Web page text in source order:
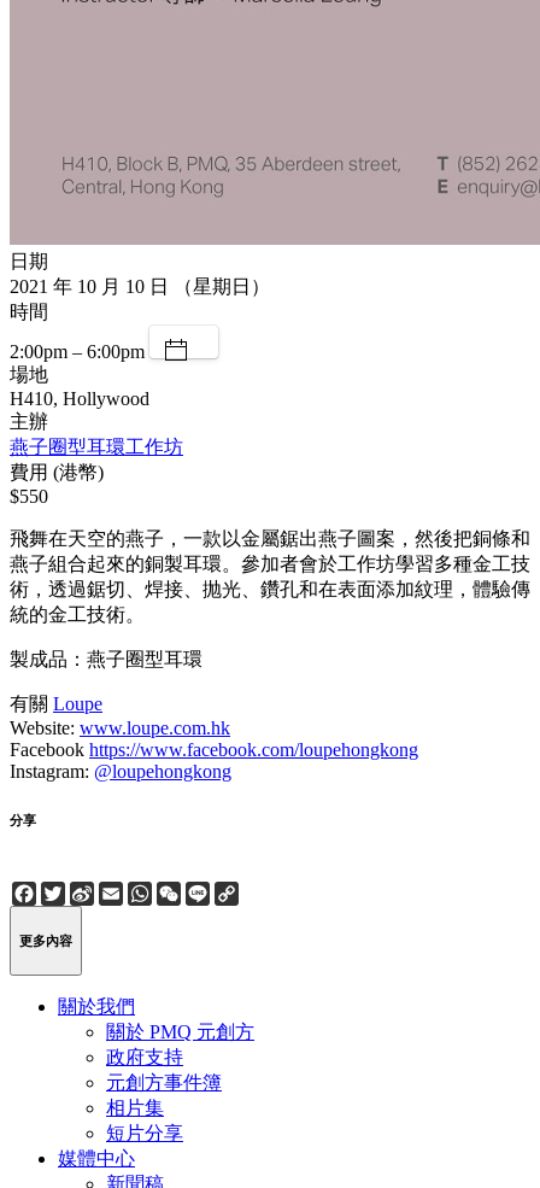
日期
2021 年 10 月 10 日 （星期日）
時間
2:00pm – 6:00pm
場地
H410, Hollywood
主辦
燕子圈型耳環工作坊
費用 (港幣)
$550
飛舞在天空的燕子，一款以金屬鋸出燕子圖案，然後把銅條和
燕子組合起來的銅製耳環。參加者會於工作坊學習多種金工技
術，透過鋸切、焊接、抛光、鑽孔和在表面添加紋理，體驗傳
統的金工技術。
製成品：燕子圈型耳環
有關 Loupe
Website: www.loupe.com.hk
Facebook https://www.facebook.com/loupehongkong
Instagram: @loupehongkong
分享
Facebook
Twitter
Sina
Weibo
EmailWhatsApp
WeChat
Line
更多內容
關於我們
關於 PMQ 元創方
政府支持
元創方事件簿
相片集
短片分享
媒體中心